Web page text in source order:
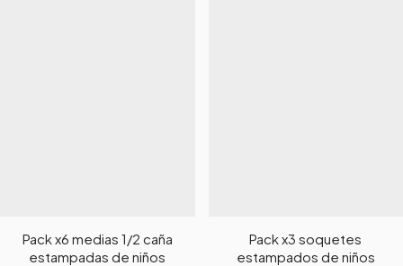
Pack x6 medias 1/2 caña
estampadas de niños
Pack x3 soquetes
estampados de niños